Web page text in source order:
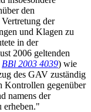
den
der
und Klagen zu
in der
2006 geltenden
BBl 2003 4039) wie
des GAV zuständig
Kontrollen gegenüber
namens der
erheben."